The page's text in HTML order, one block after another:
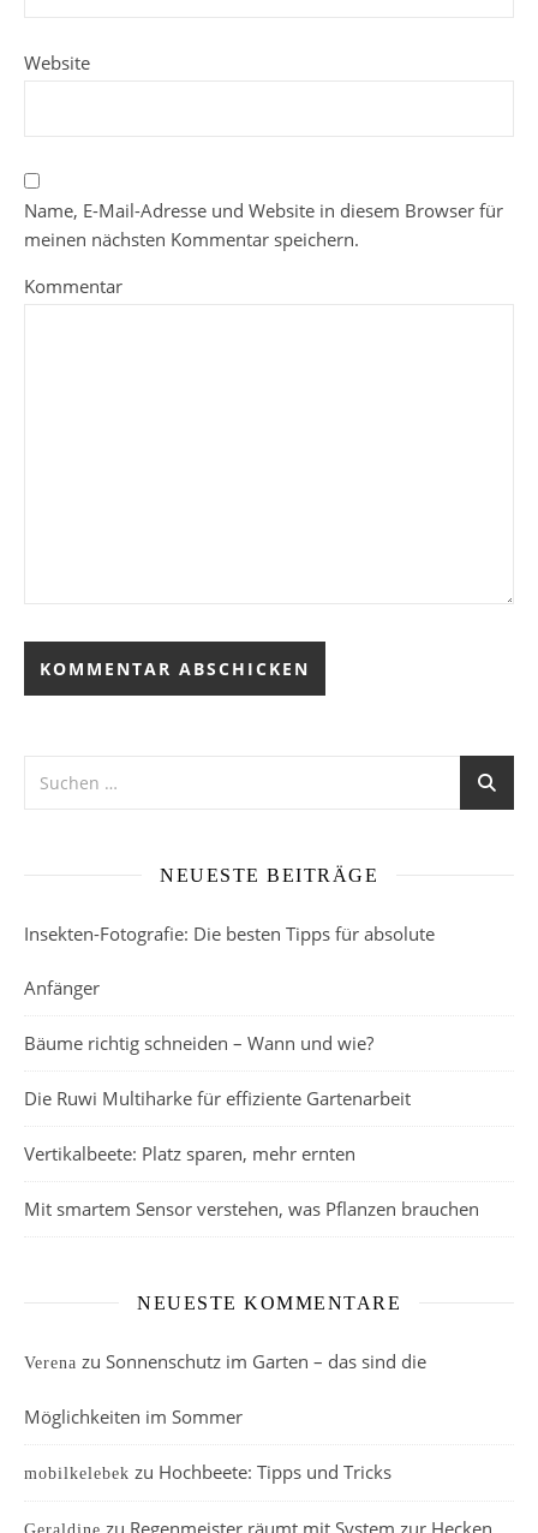
Website
Name, E-Mail-Adresse und Website in diesem Browser für
meinen nächsten Kommentar speichern.
Kommentar
NEUESTE BEITRÄGE
Insekten-Fotografie: Die besten Tipps für absolute
Anfänger
Bäume richtig schneiden – Wann und wie?
Die Ruwi Multiharke für effiziente Gartenarbeit
Vertikalbeete: Platz sparen, mehr ernten
Mit smartem Sensor verstehen, was Pflanzen brauchen
NEUESTE KOMMENTARE
Verena zu Sonnenschutz im Garten – das sind die
Möglichkeiten im Sommer
mobilkelebek zu Hochbeete: Tipps und Tricks
zu Regenmeister räumt mit System zur Hecken